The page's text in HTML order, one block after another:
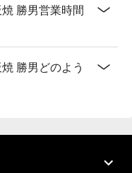
勝男営業時間
勝男どのよう